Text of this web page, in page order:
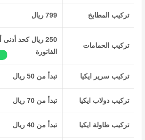
تركيب المطابخ 799 ريال
تركيب الحمامات
الفاتورة
تركيب سرير ايكيا تبدأ من 50 ريال
تركيب دولاب ايكيا تبدأ من 70 ريال
تركيب طاولة ايكيا تبدأ من 40 ريال